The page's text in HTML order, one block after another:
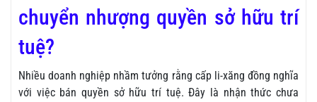
chuyển nhượng quyền sở hữu trí
tuệ?
Nhiều doanh nghiệp nhầm tưởng rằng cấp li-xăng đồng nghĩa
với việc bán quyền sở hữu trí tuệ. Đây là nhận thức chưa